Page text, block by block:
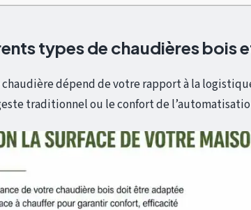
types de chaudières bois
chaudière dépend de votre rapport à la
traditionnel ou le confort de